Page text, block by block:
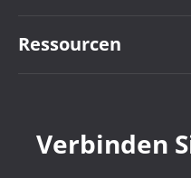
Ressourcen
Verbinden